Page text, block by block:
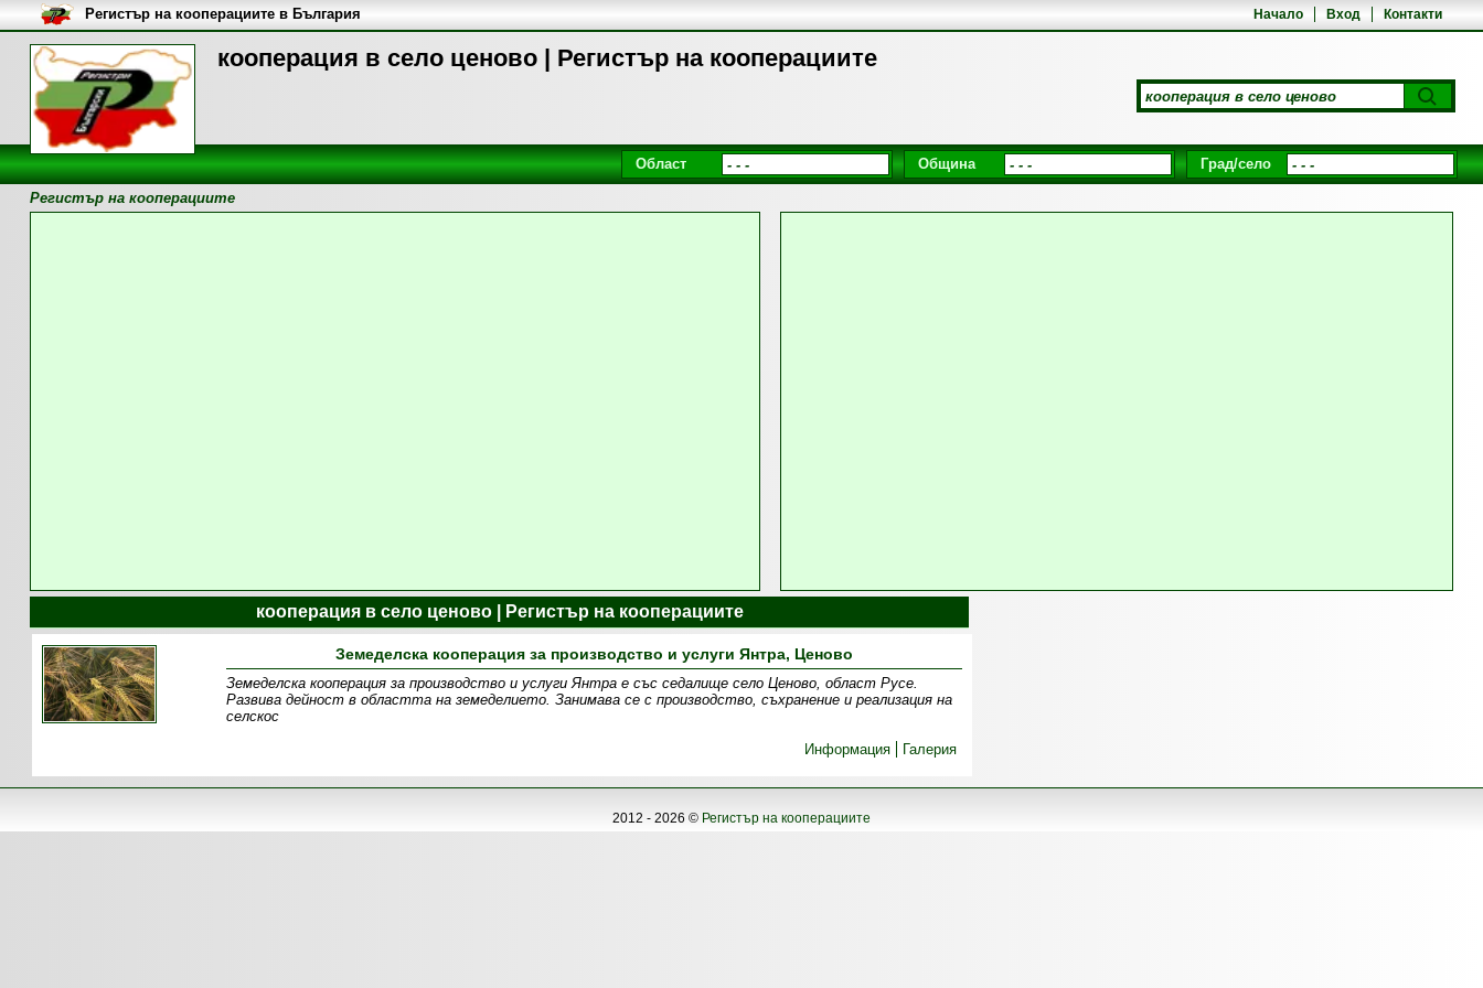
кооперация в село ценово | Регистър на кооперациите
Начало Вход Контакти
Регистър на кооперациите в България
Област Община Град/село
Регистър на кооперациите
кооперация в село ценово | Регистър на кооперациите
Земеделска кооперация за производство и услуги Янтра, Ценово
Земеделска кооперация за производство и услуги Янтра е със седалище село Ценово, област Русе.
Развива дейност в областта на земеделието. Занимава се с производство, съхранение и реализация на
селскос
Информация
Галерия
2012 - 2026 © Регистър на кооперациите